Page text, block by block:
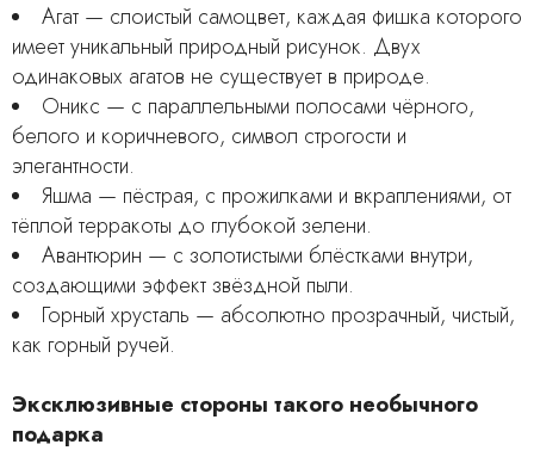
Агат — слоистый самоцвет, каждая фишка которого
имеет уникальный природный рисунок. Двух
одинаковых агатов не существует в природе.
Оникс — с параллельными полосами чёрного,
белого и коричневого, символ строгости и
элегантности.
Яшма — пёстрая, с прожилками и вкраплениями, от
тёплой терракоты до глубокой зелени.
Авантюрин — с золотистыми блёстками внутри,
создающими эффект звёздной пыли.
Горный хрусталь — абсолютно прозрачный, чистый,
как горный ручей.
Эксклюзивные стороны такого необычного
подарка